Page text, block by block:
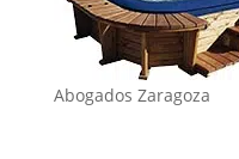
Abogados Zaragoza